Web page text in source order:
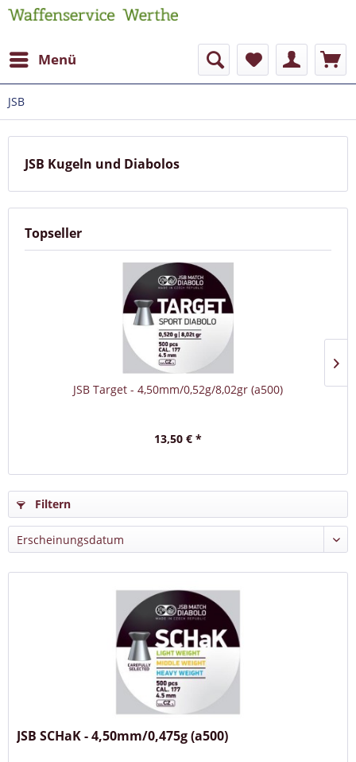
Menü
JSB
JSB Kugeln und Diabolos
Topseller
JSB Target - 4,50mm/0,52g/8,02gr (a500)
13,50 € *
Filtern
JSB SCHaK - 4,50mm/0,475g (a500)